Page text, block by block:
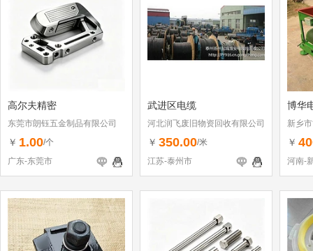
高尔夫精密
东莞市朗钰五金制品有限公司
￥ 1.00/个
广东-东莞市
武进区电缆
河北润飞废旧物资回收有限公司
￥ 350.00/米
江苏-泰州市
博华
新乡
￥
河南-